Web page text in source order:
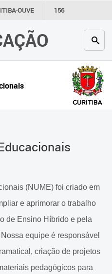
OUVE 156
SECRETARIAS
(NUME) foi criado em
e aprimorar o trabalho
de Ensino Híbrido e pela
equipe é responsável
criação de projetos
pedagógicos para